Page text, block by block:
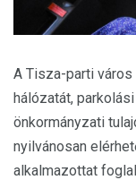
A Tisza-parti
hálózatát,
önkormányzati
nyilvánosan
alkalmazottat